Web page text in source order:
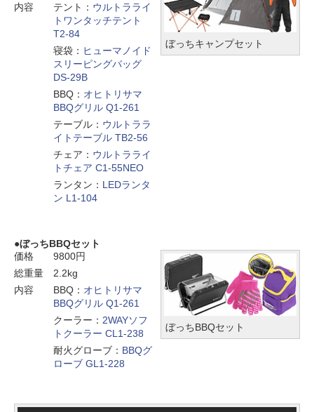
ぼっちキャンプセット
内容
テント： ウルトラライ
トワンタッチテント
T2-84
寝袋： ヒューマノイド
スリーピングバッグ
DS-29B
BBQ： オヒトリサマ
BBQグリル Q1-261
テーブル： ウルトララ
イトテーブル TB2-56
チェア： ウルトラライ
トチェア C1-55NEO
ランタン： LEDランタ
ン L1-104
ぼっちBBQセット
ぼっちBBQセット
価格
9800円
総重量
2.2kg
内容
BBQ： オヒトリサマ
BBQグリル Q1-261
クーラー： 2WAYソフ
トクーラー CL1-238
耐火グローブ： BBQグ
ローブ GL1-228